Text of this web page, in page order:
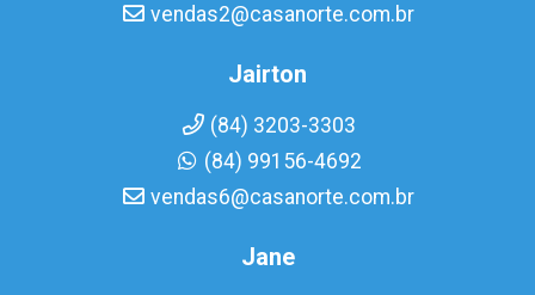
vendas2@casanorte.com.br
Jairton
(84) 3203-3303
(84) 99156-4692
vendas6@casanorte.com.br
Jane